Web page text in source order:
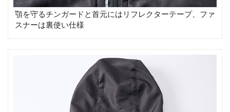
顎を守るチンガードと首元にはリフレクターテープ、ファ
スナーは裏使い仕様